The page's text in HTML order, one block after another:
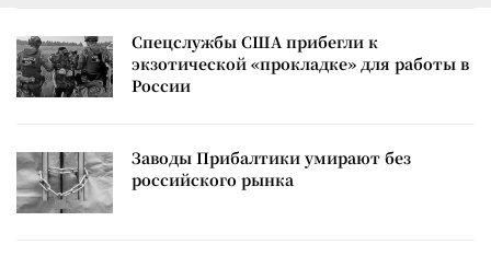
Спецслужбы США прибегли к
экзотической «прокладке» для работы в
России
Заводы Прибалтики умирают без
российского рынка